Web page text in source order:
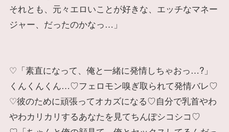
それとも、元々エロいことが好きな、エッチなマネー
ジャー、だったのかなっ…」
♡「素直になって、俺と一緒に発情しちゃおっ…?」
くんくんくん…♡フェロモン嗅ぎ取られて発情バレ♡
♡彼のために頑張ってオカズになる♡自分で乳首やわ
やわカリカリするあなたを見てちんぽシコシコ♡